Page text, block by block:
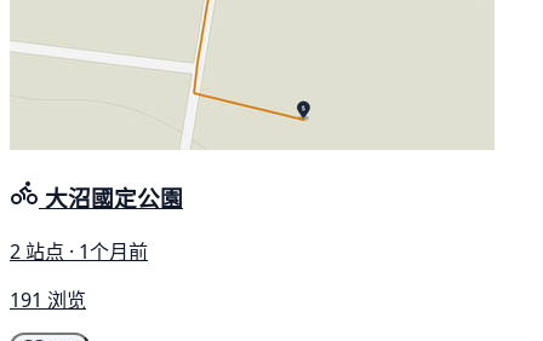
大沼國定公園
2 站点 · 1个月前
191 浏览